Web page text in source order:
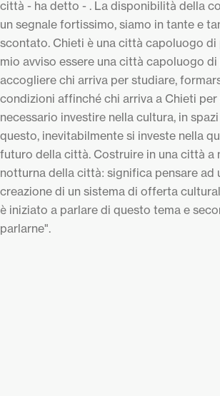
città - ha detto - . La disponibilità della
un segnale fortissimo, siamo in tante e
scontato. Chieti è una città capoluogo
mio avviso essere una città capoluogo
accogliere chi arriva per studiare,
condizioni affinché chi arriva a Chieti
necessario investire nella cultura, in
questo, inevitabilmente si investe nella
futuro della città. Costruire in una città a
notturna della città: significa pensare ad
creazione di un sistema di offerta
è iniziato a parlare di questo tema e
parlarne".